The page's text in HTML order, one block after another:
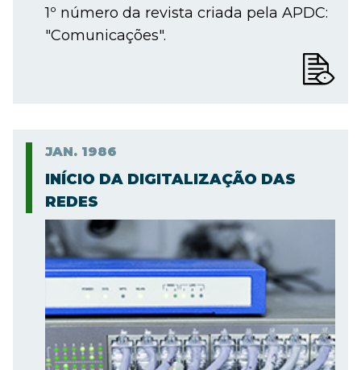
1º número da revista criada pela APDC:
"Comunicações".
JAN. 1986
INÍCIO DA DIGITALIZAÇÃO DAS
REDES